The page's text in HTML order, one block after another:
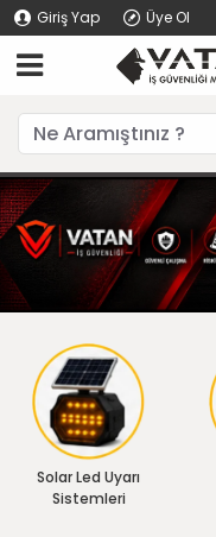
Giriş Yap Üye Ol
Solar Led Uyarı
Sistemleri